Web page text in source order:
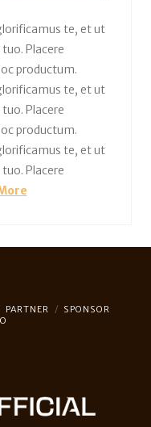
te, et ut
Placere
productum.
te, et ut
Placere
productum.
te, et ut
Placere
PARTNER
SPONSOR